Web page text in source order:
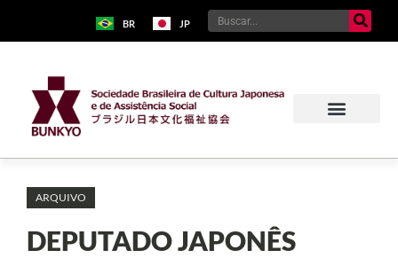
BR JP
ARQUIVO
DEPUTADO JAPONÊS